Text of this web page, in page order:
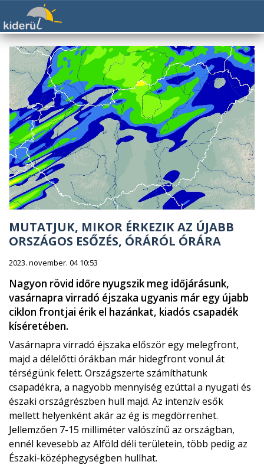
MUTATJUK, MIKOR ÉRKEZIK AZ ÚJABB
ORSZÁGOS ESŐZÉS, ÓRÁRÓL ÓRÁRA
2023. november. 04 10:53
Nagyon rövid időre nyugszik meg időjárásunk,
vasárnapra virradó éjszaka ugyanis már egy újabb
ciklon frontjai érik el hazánkat, kiadós csapadék
kíséretében.
Vasárnapra virradó éjszaka először egy melegfront,
majd a délelőtti órákban már hidegfront vonul át
térségünk felett. Országszerte számíthatunk
csapadékra, a nagyobb mennyiség ezúttal a nyugati és
északi országrészben hull majd. Az intenzív esők
mellett helyenként akár az ég is megdörrenhet.
Jellemzően 7-15 milliméter valószínű az országban,
ennél kevesebb az Alföld déli területein, több pedig az
Északi-középhegységben hullhat.